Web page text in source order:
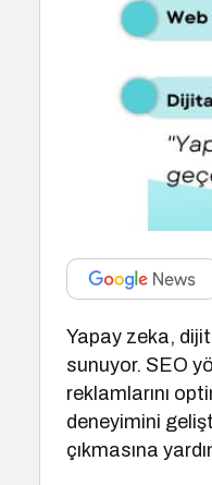
Yapay zeka,
sunuyor. SEO
reklamlarını
deneyimini
çıkmasına